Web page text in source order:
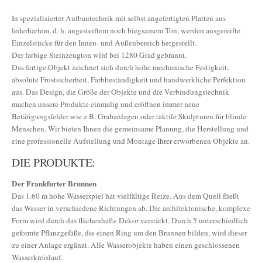
In spezialisierter Aufbautechnik mit selbst angefertigten Platten aus
lederhartem, d. h. angesteiftem noch biegsamem Ton, werden ausgereifte
Einzelstücke für den Innen- und Außenbereich hergestellt.
Der farbige Steinzeugton wird bei 1280 Grad gebrannt.
Das fertige Objekt zeichnet sich durch hohe mechanische Festigkeit,
absolute Frostsicherheit, Farbbeständigkeit und handwerkliche Perfektion
aus. Das Design, die Größe der Objekte und die Verbindungstechnik
machen unsere Produkte einmalig und eröffnen immer neue
Betätigungsfelder wie z.B. Grabanlagen oder taktile Skulpturen für blinde
Menschen. Wir bieten Ihnen die gemeinsame Planung, die Herstellung und
eine professionelle Aufstellung und Montage Ihrer erworbenen Objekte an.
DIE PRODUKTE:
Der Frankfurter Brunnen
Das 1.60 m hohe Wasserspiel hat vielfältige Reize. Aus dem Quell fließt
das Wasser in verschiedene Richtungen ab. Die architektonische, komplexe
Form wird durch das flächenhafte Dekor verstärkt. Durch 5 unterschiedlich
geformte Pflanzgefäße, die einen Ring um den Brunnen bilden, wird dieser
zu einer Anlage ergänzt. Alle Wasserobjekte haben einen geschlossenen
Wasserkreislauf.